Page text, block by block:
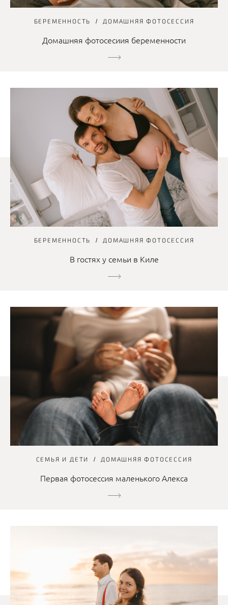
БЕРЕМЕННОСТЬ ДОМАШНЯЯ ФОТОСЕССИЯ
Домашняя фотосесиия беременности
БЕРЕМЕННОСТЬ ДОМАШНЯЯ ФОТОСЕССИЯ
В гостях у семьи в Киле
СЕМЬЯ И ДЕТИ ДОМАШНЯЯ ФОТОСЕССИЯ
Первая фотосессия маленького Алекса